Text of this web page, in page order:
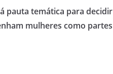
pauta temática para decidir
mulheres como partes